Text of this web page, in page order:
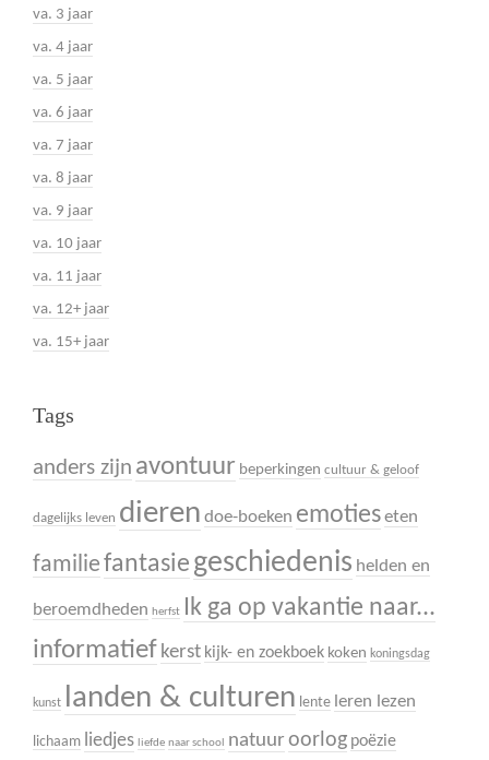
va. 3 jaar
va. 4 jaar
va. 5 jaar
va. 6 jaar
va. 7 jaar
va. 8 jaar
va. 9 jaar
va. 10 jaar
va. 11 jaar
va. 12+ jaar
va. 15+ jaar
Tags
anders zijn avontuur beperkingen cultuur & geloof
dagelijks leven dieren doe-boeken emotieseten
familiefantasie geschiedenis helden en
beroemdheden herfst Ik ga op vakantie naar...
informatief kerst kijk- en zoekboek koken koningsdag
kunst landen & culturen lente leren lezen
lichaam liedjes liefde naar school natuur oorlog poëzie